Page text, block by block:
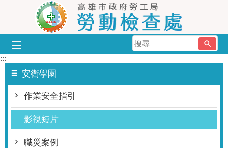
跳到主要內容區塊
搜
尋
:::
安衛學園
作業安全指引
影視短片
職災案例